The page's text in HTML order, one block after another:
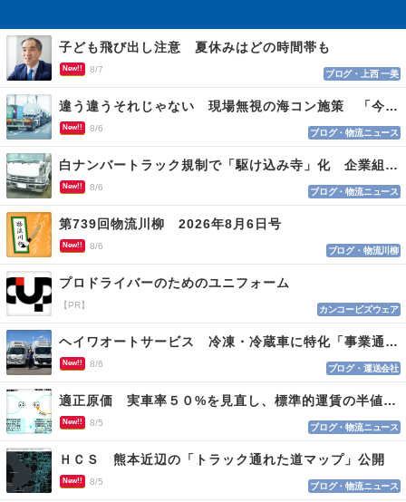
子ども飛び出し注意 夏休みはどの時間帯も
New!! 8/7 ブログ・上西 一美
違う違うそれじゃない 現場無視の海コン施策 「今でも平均２～３時間は待つ」
New!! 8/6 ブログ・物流ニュース
白ナンバートラック規制で「駆け込み寺」化 企業組合が入会基準を見直しへ
New!! 8/6 ブログ・物流ニュース
第739回物流川柳 2026年8月6日号
New!! 8/6 ブログ・物流川柳
プロドライバーのためのユニフォーム
【PR】 カンコービズウェア
ヘイワオートサービス 冷凍・冷蔵車に特化「事業通じ貢献目指す」
New!! 8/6 ブログ・運送会社
適正原価 実車率５０%を見直し、標準的運賃の半値の恐れも
New!! 8/5 ブログ・物流ニュース
ＨＣＳ 熊本近辺の「トラック通れた道マップ」公開
New!! 8/5 ブログ・物流ニュース